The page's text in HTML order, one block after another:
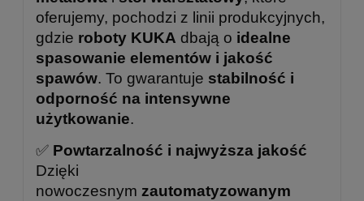
oferujemy, pochodzi z linii produkcyjnych,
gdzie roboty KUKA dbają o idealne
spasowanie elementów i jakość
spawów. To gwarantuje stabilność i
odporność na intensywne
użytkowanie.
✅ Powtarzalność i najwyższa jakość
Dzięki
nowoczesnym zautomatyzowanym